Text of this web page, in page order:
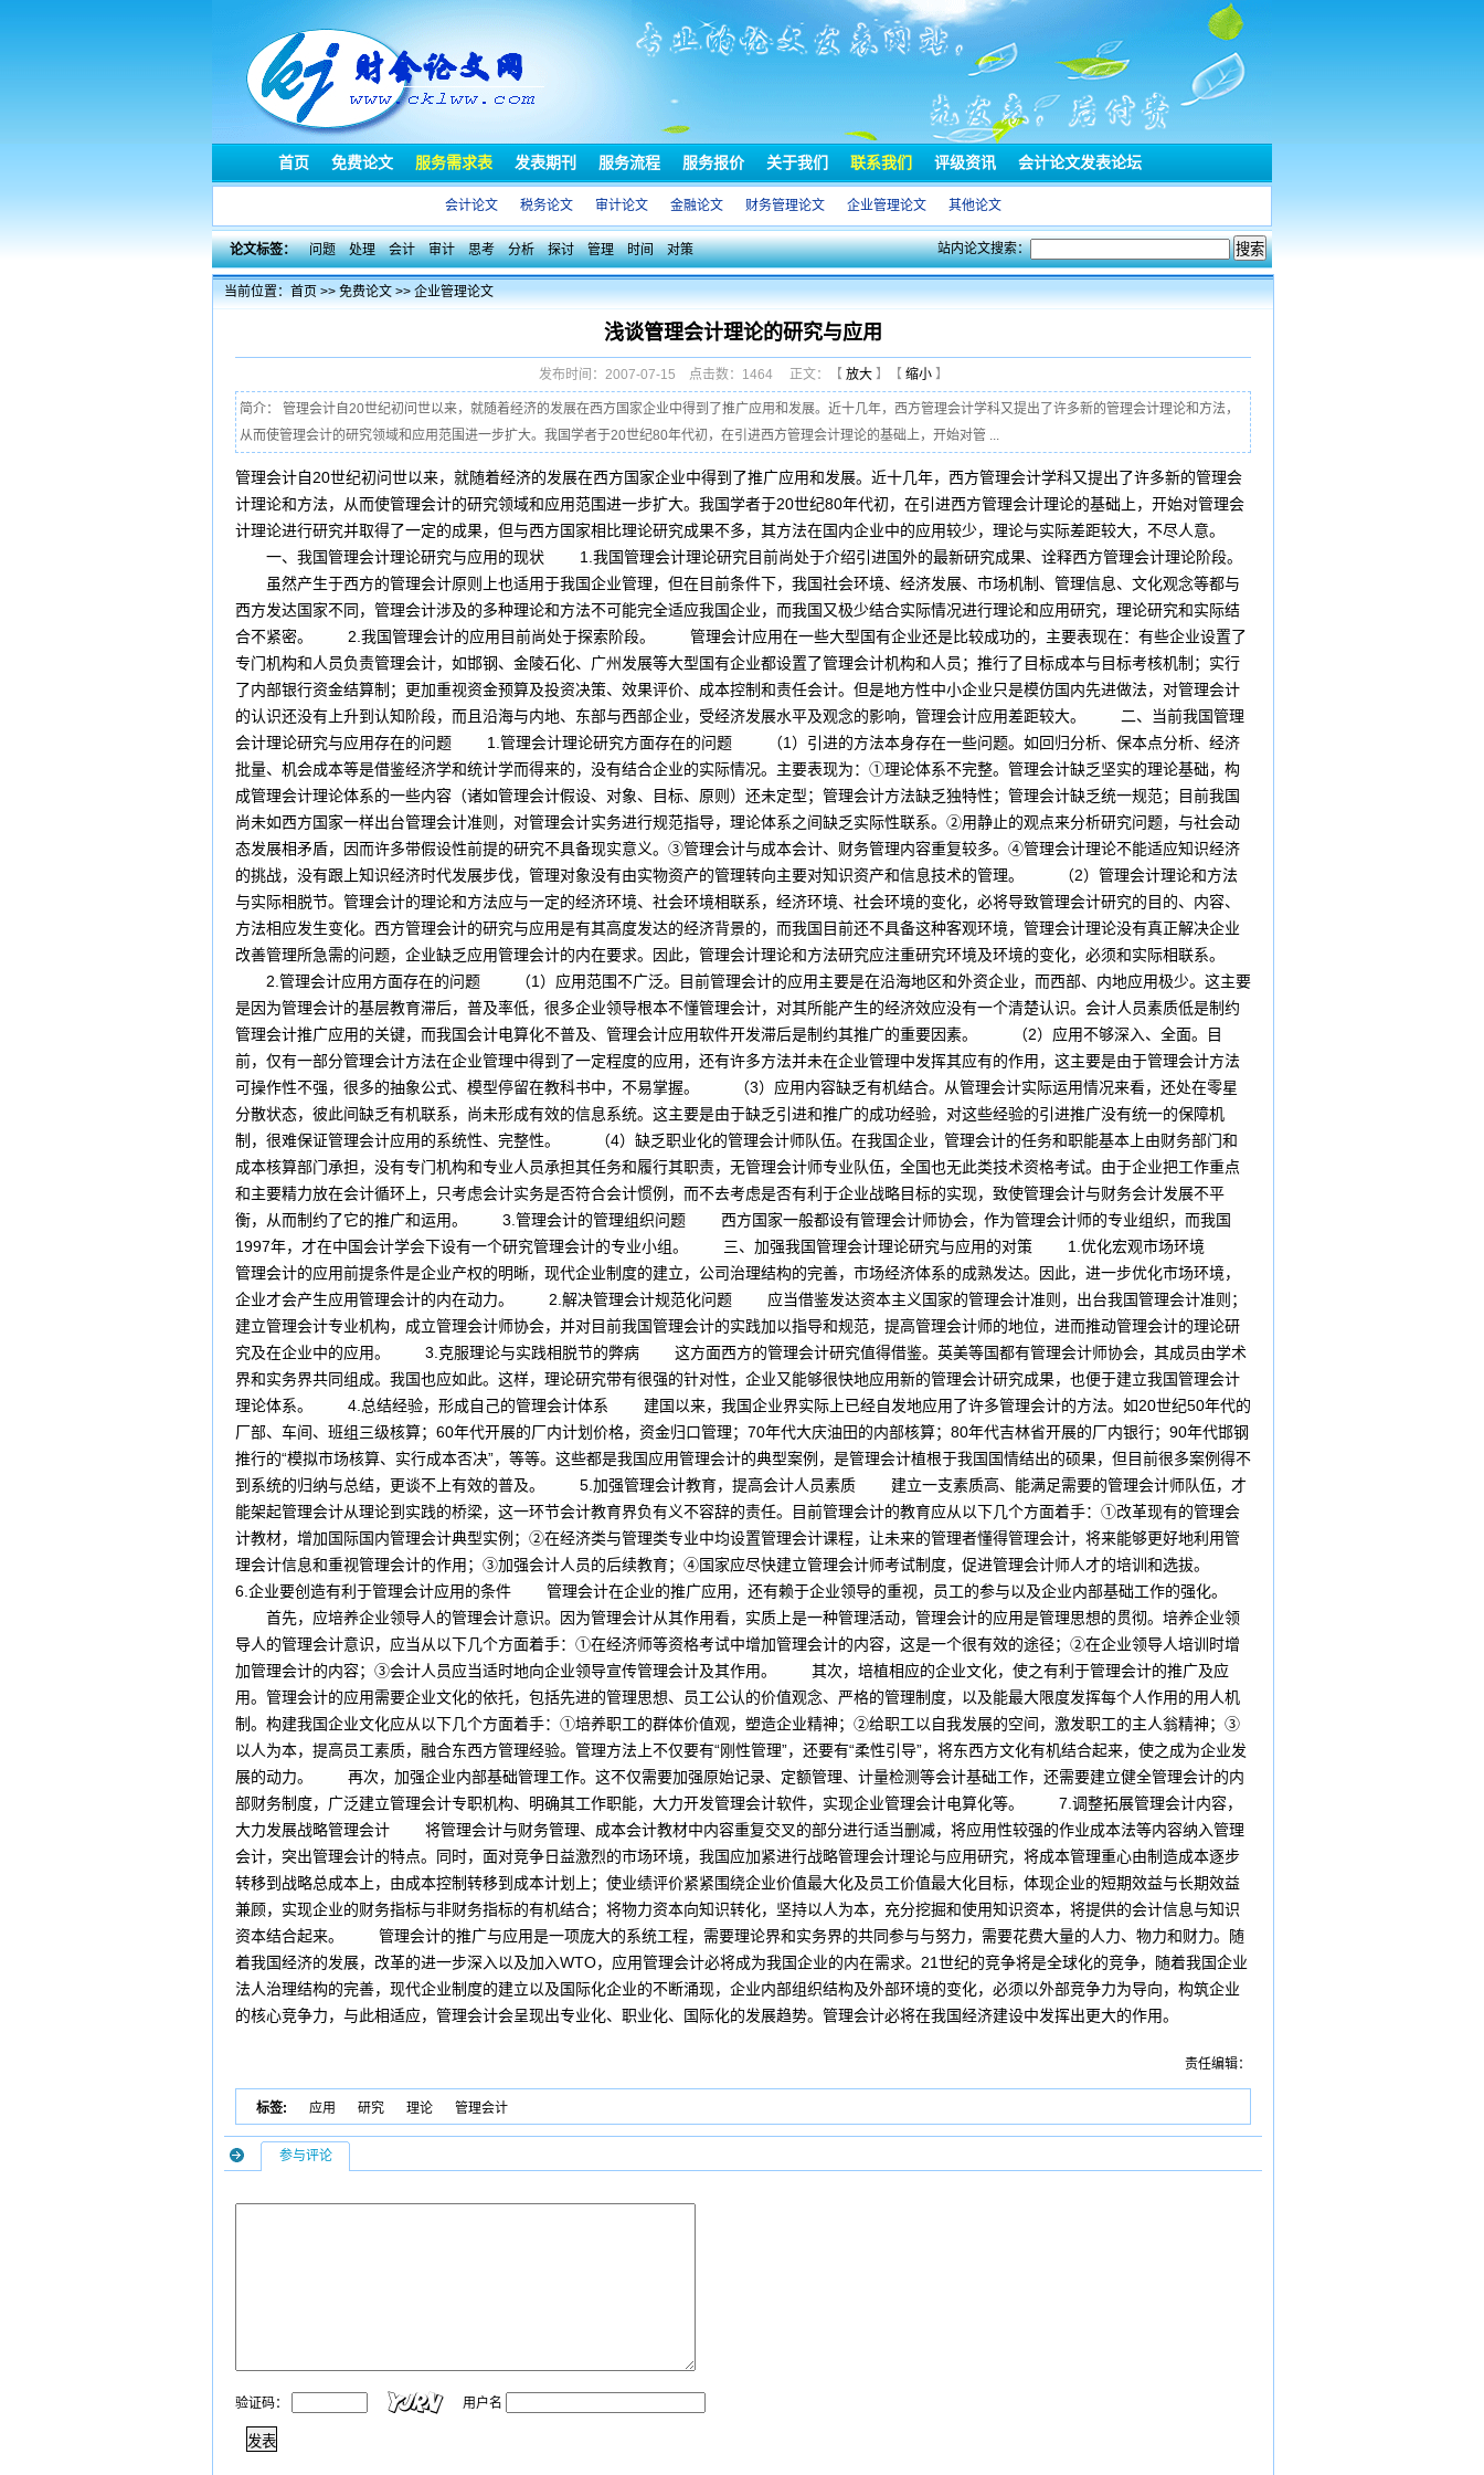
首页 免费论文 服务需求表 发表期刊 服务流程 服务报价 关于我们 联系我们 评级资讯 会计论文发表论坛
会计论文 税务论文 审计论文 金融论文 财务管理论文 企业管理论文 其他论文
论文标签： 问题 处理 会计 审计 思考 分析 探讨 管理 时间 对策 站内论文搜索：
当前位置：首页>>免费论文>>企业管理论文
浅谈管理会计理论的研究与应用
发布时间：2007-07-15 点击数：1464 正文：【 放大】【 缩小】
简介： 管理会计自20世纪初问世以来，就随着经济的发展在西方国家企业中得到了推广应用和发展。近十几年，西方管理会计学科又提出了许多新的管理会计理论和方法，
从而使管理会计的研究领域和应用范围进一步扩大。我国学者于20世纪80年代初，在引进西方管理会计理论的基础上，开始对管 ...
管理会计自20世纪初问世以来，就随着经济的发展在西方国家企业中得到了推广应用和发展。近十几年，西方管理会计学科又提出了许多新的管理会
计理论和方法，从而使管理会计的研究领域和应用范围进一步扩大。我国学者于20世纪80年代初，在引进西方管理会计理论的基础上，开始对管理会
计理论进行研究并取得了一定的成果，但与西方国家相比理论研究成果不多，其方法在国内企业中的应用较少，理论与实际差距较大，不尽人意。
一、我国管理会计理论研究与应用的现状 1.我国管理会计理论研究目前尚处于介绍引进国外的最新研究成果、诠释西方管理会计理论阶段。
虽然产生于西方的管理会计原则上也适用于我国企业管理，但在目前条件下，我国社会环境、经济发展、市场机制、管理信息、文化观念等都与
西方发达国家不同，管理会计涉及的多种理论和方法不可能完全适应我国企业，而我国又极少结合实际情况进行理论和应用研究，理论研究和实际结
合不紧密。 2.我国管理会计的应用目前尚处于探索阶段。 管理会计应用在一些大型国有企业还是比较成功的，主要表现在：有些企业设置了
专门机构和人员负责管理会计，如邯钢、金陵石化、广州发展等大型国有企业都设置了管理会计机构和人员；推行了目标成本与目标考核机制；实行
了内部银行资金结算制；更加重视资金预算及投资决策、效果评价、成本控制和责任会计。但是地方性中小企业只是模仿国内先进做法，对管理会计
的认识还没有上升到认知阶段，而且沿海与内地、东部与西部企业，受经济发展水平及观念的影响，管理会计应用差距较大。 二、当前我国管理
会计理论研究与应用存在的问题 1.管理会计理论研究方面存在的问题 （1）引进的方法本身存在一些问题。如回归分析、保本点分析、经济
批量、机会成本等是借鉴经济学和统计学而得来的，没有结合企业的实际情况。主要表现为：①理论体系不完整。管理会计缺乏坚实的理论基础，构
成管理会计理论体系的一些内容（诸如管理会计假设、对象、目标、原则）还未定型；管理会计方法缺乏独特性；管理会计缺乏统一规范；目前我国
尚未如西方国家一样出台管理会计准则，对管理会计实务进行规范指导，理论体系之间缺乏实际性联系。②用静止的观点来分析研究问题，与社会动
态发展相矛盾，因而许多带假设性前提的研究不具备现实意义。③管理会计与成本会计、财务管理内容重复较多。④管理会计理论不能适应知识经济
的挑战，没有跟上知识经济时代发展步伐，管理对象没有由实物资产的管理转向主要对知识资产和信息技术的管理。 （2）管理会计理论和方法
与实际相脱节。管理会计的理论和方法应与一定的经济环境、社会环境相联系，经济环境、社会环境的变化，必将导致管理会计研究的目的、内容、
方法相应发生变化。西方管理会计的研究与应用是有其高度发达的经济背景的，而我国目前还不具备这种客观环境，管理会计理论没有真正解决企业
改善管理所急需的问题，企业缺乏应用管理会计的内在要求。因此，管理会计理论和方法研究应注重研究环境及环境的变化，必须和实际相联系。
2.管理会计应用方面存在的问题 （1）应用范围不广泛。目前管理会计的应用主要是在沿海地区和外资企业，而西部、内地应用极少。这主要
是因为管理会计的基层教育滞后，普及率低，很多企业领导根本不懂管理会计，对其所能产生的经济效应没有一个清楚认识。会计人员素质低是制约
管理会计推广应用的关键，而我国会计电算化不普及、管理会计应用软件开发滞后是制约其推广的重要因素。 （2）应用不够深入、全面。目
前，仅有一部分管理会计方法在企业管理中得到了一定程度的应用，还有许多方法并未在企业管理中发挥其应有的作用，这主要是由于管理会计方法
可操作性不强，很多的抽象公式、模型停留在教科书中，不易掌握。 （3）应用内容缺乏有机结合。从管理会计实际运用情况来看，还处在零星
分散状态，彼此间缺乏有机联系，尚未形成有效的信息系统。这主要是由于缺乏引进和推广的成功经验，对这些经验的引进推广没有统一的保障机
制，很难保证管理会计应用的系统性、完整性。 （4）缺乏职业化的管理会计师队伍。在我国企业，管理会计的任务和职能基本上由财务部门和
成本核算部门承担，没有专门机构和专业人员承担其任务和履行其职责，无管理会计师专业队伍，全国也无此类技术资格考试。由于企业把工作重点
和主要精力放在会计循环上，只考虑会计实务是否符合会计惯例，而不去考虑是否有利于企业战略目标的实现，致使管理会计与财务会计发展不平
衡，从而制约了它的推广和运用。 3.管理会计的管理组织问题 西方国家一般都设有管理会计师协会，作为管理会计师的专业组织，而我国
1997年，才在中国会计学会下设有一个研究管理会计的专业小组。 三、加强我国管理会计理论研究与应用的对策 1.优化宏观市场环境
管理会计的应用前提条件是企业产权的明晰，现代企业制度的建立，公司治理结构的完善，市场经济体系的成熟发达。因此，进一步优化市场环境，
企业才会产生应用管理会计的内在动力。 2.解决管理会计规范化问题 应当借鉴发达资本主义国家的管理会计准则，出台我国管理会计准则；
建立管理会计专业机构，成立管理会计师协会，并对目前我国管理会计的实践加以指导和规范，提高管理会计师的地位，进而推动管理会计的理论研
究及在企业中的应用。 3.克服理论与实践相脱节的弊病 这方面西方的管理会计研究值得借鉴。英美等国都有管理会计师协会，其成员由学术
界和实务界共同组成。我国也应如此。这样，理论研究带有很强的针对性，企业又能够很快地应用新的管理会计研究成果，也便于建立我国管理会计
理论体系。 4.总结经验，形成自己的管理会计体系 建国以来，我国企业界实际上已经自发地应用了许多管理会计的方法。如20世纪50年代的
厂部、车间、班组三级核算；60年代开展的厂内计划价格，资金归口管理；70年代大庆油田的内部核算；80年代吉林省开展的厂内银行；90年代邯钢
推行的“模拟市场核算、实行成本否决”，等等。这些都是我国应用管理会计的典型案例，是管理会计植根于我国国情结出的硕果，但目前很多案例得不
到系统的归纳与总结，更谈不上有效的普及。 5.加强管理会计教育，提高会计人员素质 建立一支素质高、能满足需要的管理会计师队伍，才
能架起管理会计从理论到实践的桥梁，这一环节会计教育界负有义不容辞的责任。目前管理会计的教育应从以下几个方面着手：①改革现有的管理会
计教材，增加国际国内管理会计典型实例；②在经济类与管理类专业中均设置管理会计课程，让未来的管理者懂得管理会计，将来能够更好地利用管
理会计信息和重视管理会计的作用；③加强会计人员的后续教育；④国家应尽快建立管理会计师考试制度，促进管理会计师人才的培训和选拔。
6.企业要创造有利于管理会计应用的条件 管理会计在企业的推广应用，还有赖于企业领导的重视，员工的参与以及企业内部基础工作的强化。
首先，应培养企业领导人的管理会计意识。因为管理会计从其作用看，实质上是一种管理活动，管理会计的应用是管理思想的贯彻。培养企业领
导人的管理会计意识，应当从以下几个方面着手：①在经济师等资格考试中增加管理会计的内容，这是一个很有效的途径；②在企业领导人培训时增
加管理会计的内容；③会计人员应当适时地向企业领导宣传管理会计及其作用。 其次，培植相应的企业文化，使之有利于管理会计的推广及应
用。管理会计的应用需要企业文化的依托，包括先进的管理思想、员工公认的价值观念、严格的管理制度，以及能最大限度发挥每个人作用的用人机
制。构建我国企业文化应从以下几个方面着手：①培养职工的群体价值观，塑造企业精神；②给职工以自我发展的空间，激发职工的主人翁精神；③
以人为本，提高员工素质，融合东西方管理经验。管理方法上不仅要有“刚性管理”，还要有“柔性引导”，将东西方文化有机结合起来，使之成为企业发
展的动力。 再次，加强企业内部基础管理工作。这不仅需要加强原始记录、定额管理、计量检测等会计基础工作，还需要建立健全管理会计的内
部财务制度，广泛建立管理会计专职机构、明确其工作职能，大力开发管理会计软件，实现企业管理会计电算化等。 7.调整拓展管理会计内容，
大力发展战略管理会计 将管理会计与财务管理、成本会计教材中内容重复交叉的部分进行适当删减，将应用性较强的作业成本法等内容纳入管理
会计，突出管理会计的特点。同时，面对竞争日益激烈的市场环境，我国应加紧进行战略管理会计理论与应用研究，将成本管理重心由制造成本逐步
转移到战略总成本上，由成本控制转移到成本计划上；使业绩评价紧紧围绕企业价值最大化及员工价值最大化目标，体现企业的短期效益与长期效益
兼顾，实现企业的财务指标与非财务指标的有机结合；将物力资本向知识转化，坚持以人为本，充分挖掘和使用知识资本，将提供的会计信息与知识
资本结合起来。 管理会计的推广与应用是一项庞大的系统工程，需要理论界和实务界的共同参与与努力，需要花费大量的人力、物力和财力。随
着我国经济的发展，改革的进一步深入以及加入WTO，应用管理会计必将成为我国企业的内在需求。21世纪的竞争将是全球化的竞争，随着我国企业
法人治理结构的完善，现代企业制度的建立以及国际化企业的不断涌现，企业内部组织结构及外部环境的变化，必须以外部竞争力为导向，构筑企业
的核心竞争力，与此相适应，管理会计会呈现出专业化、职业化、国际化的发展趋势。管理会计必将在我国经济建设中发挥出更大的作用。
责任编辑：
标签: 应用 研究 理论 管理会计
参与评论
验证码： 用户名